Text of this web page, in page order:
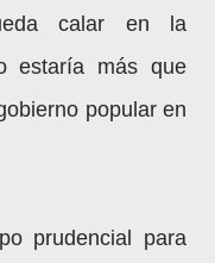
calar en la
estaría más que
popular en
prudencial para